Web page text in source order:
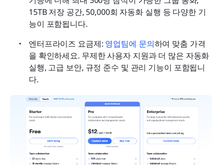
15TB 저장 공간, 50,000회 자동화 실행 등 다양한 기
능이 포함됩니다.
엔터프라이즈 요금제: 영업팀에 문의하여 맞춤 가격
을 확인하세요. 무제한 사용자 지원과 더 많은 자동화
실행, 고급 보안, 규정 준수 및 관리 기능이 포함됩니
다.